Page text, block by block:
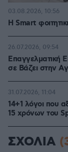
Η Smart
03.08.2026, 10:56
Επαγγελματική
σε Bάζει στην
26.07.2026, 09:54
14+1 λόγοι που
15 χρόνων του
31.07.2026, 11:04
ΣΧΟΛΙΑ